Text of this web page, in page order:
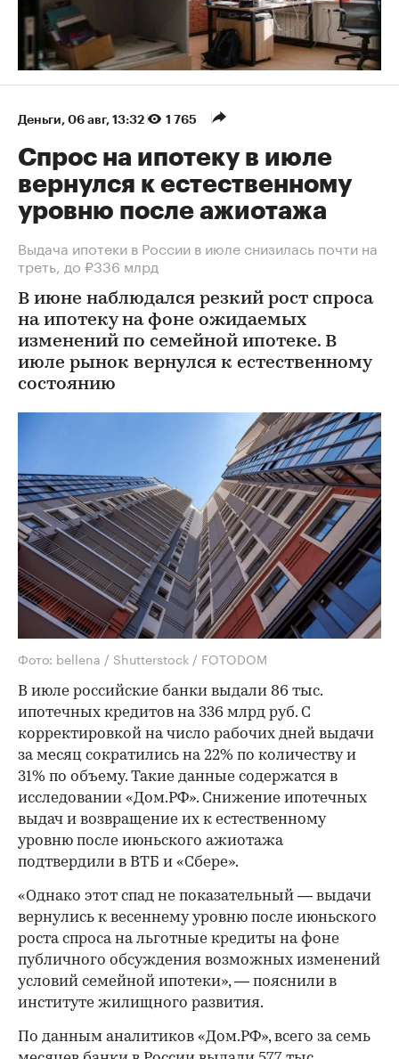
Деньги 06 авг, 13:32 1 765
Спрос на ипотеку в июле
вернулся к естественному
уровню после ажиотажа
Выдача ипотеки в России в июле снизилась почти на
треть, до ₽336 млрд
В июне наблюдался резкий рост спроса
на ипотеку на фоне ожидаемых
изменений по семейной ипотеке. В
июле рынок вернулся к естественному
состоянию
Фото: bellena / Shutterstock / FOTODOM
В июле российские банки выдали 86 тыс.
ипотечных кредитов на 336 млрд руб. С
корректировкой на число рабочих дней выдачи
за месяц сократились на 22% по количеству и
31% по объему. Такие данные содержатся в
исследовании «Дом.РФ». Снижение ипотечных
выдач и возвращение их к естественному
уровню после июньского ажиотажа
подтвердили в ВТБ и «Сбере».
«Однако этот спад не показательный — выдачи
вернулись к весеннему уровню после июньского
роста спроса на льготные кредиты на фоне
публичного обсуждения возможных изменений
условий семейной ипотеки», — пояснили в
институте жилищного развития.
По данным аналитиков «Дом.РФ», всего за семь